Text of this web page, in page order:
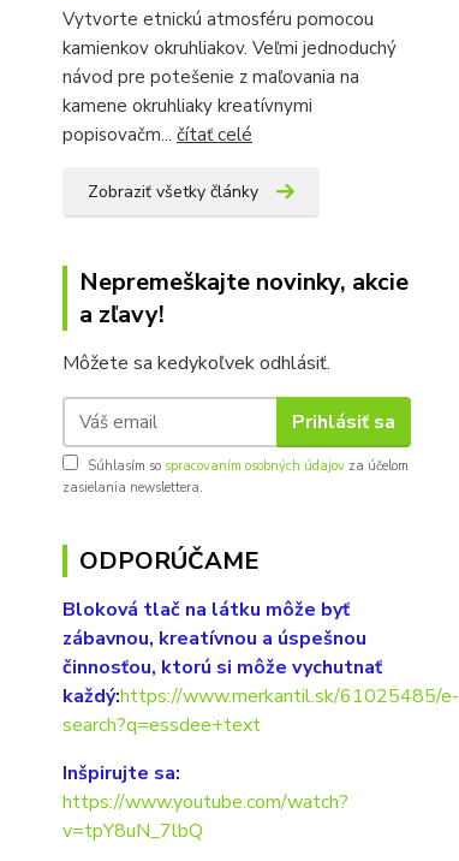
Vytvorte etnickú atmosféru pomocou
kamienkov okruhliakov. Veľmi jednoduchý
návod pre potešenie z maľovania na
kamene okruhliaky kreatívnymi
popisovačm... čítať celé
Zobraziť všetky články
Nepremeškajte novinky, akcie
a zľavy!
Môžete sa kedykoľvek odhlásiť.
Prihlásiť sa
Súhlasím so spracovaním osobných údajov za účelom
zasielania newslettera.
ODPORÚČAME
Bloková tlač na látku môže byť
zábavnou, kreatívnou a úspešnou
činnosťou, ktorú si môže vychutnať
každý:https://www.merkantil.sk/61025485/e-
search?q=essdee+text
Inšpirujte sa:
https://www.youtube.com/watch?
v=tpY8uN_7lbQ